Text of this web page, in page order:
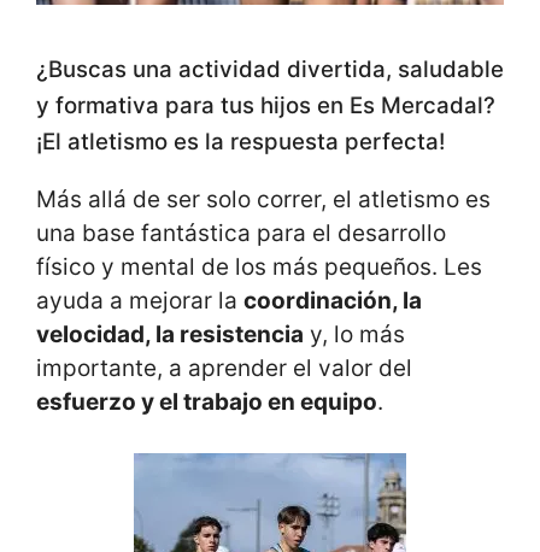
¿Buscas una actividad divertida, saludable
y formativa para tus hijos en Es Mercadal?
¡El atletismo es la respuesta perfecta!
Más allá de ser solo correr, el atletismo es
una base fantástica para el desarrollo
físico y mental de los más pequeños. Les
ayuda a mejorar la coordinación, la
velocidad, la resistencia y, lo más
importante, a aprender el valor del
esfuerzo y el trabajo en equipo.